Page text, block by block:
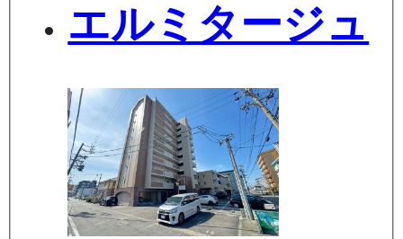
エルミタージュ